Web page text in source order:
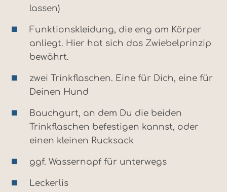
lassen)
Funktionskleidung, die eng am Körper
anliegt. Hier hat sich das Zwiebelprinzip
bewährt.
zwei Trinkflaschen. Eine für Dich, eine für
Deinen Hund
Bauchgurt, an dem Du die beiden
Trinkflaschen befestigen kannst, oder
einen kleinen Rucksack
ggf. Wassernapf für unterwegs
Leckerlis